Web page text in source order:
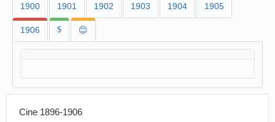
1900 1901 1902 1903 1904 1905
1906 $ 😊
Cine 1896-1906